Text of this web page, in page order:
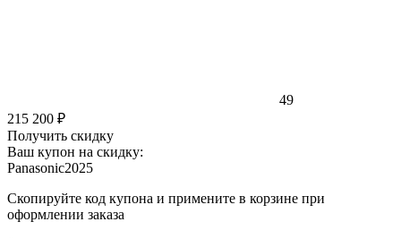
49
215 200 ₽
Получить скидку
Ваш купон на скидку:
Panasonic2025
Скопируйте код купона и примените в корзине при
оформлении заказа